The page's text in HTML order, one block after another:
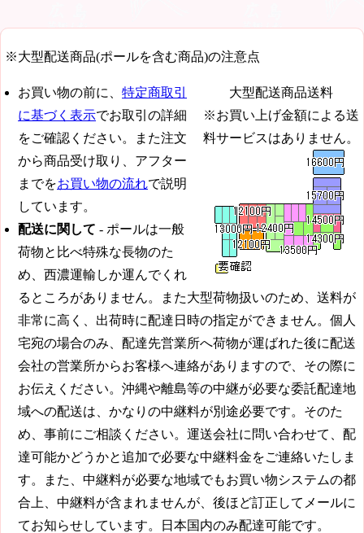
※大型配送商品(ポールを含む商品)の注意点
大型配送商品送料
※お買い上げ金額による送
料サービスはありません。
お買い物の前に、 特定商取引
に基づく表示でお取引の詳細
をご確認ください。また注文
から商品受け取り、アフター
までをお買い物の流れで説明
しています。
配送に関して - ポールは一般
荷物と比べ特殊な長物のた
め、西濃運輸しか運んでくれ
るところがありません。また大型荷物扱いのため、送料が
非常に高く、出荷時に配達日時の指定ができません。個人
宅宛の場合のみ、配達先営業所へ荷物が運ばれた後に配送
会社の営業所からお客様へ連絡がありますので、その際に
お伝えください。沖縄や離島等の中継が必要な委託配達地
域への配送は、かなりの中継料が別途必要です。そのた
め、事前にご相談ください。運送会社に問い合わせて、配
達可能かどうかと追加で必要な中継料金をご連絡いたしま
す。また、中継料が必要な地域でもお買い物システムの都
合上、中継料が含まれませんが、後ほど訂正してメールに
てお知らせしています。日本国内のみ配達可能です。